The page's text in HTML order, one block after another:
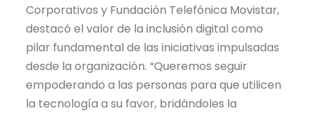
Corporativos y Fundación Telefónica Movistar,
destacó el valor de la inclusión digital como
pilar fundamental de las iniciativas impulsadas
desde la organización. “Queremos seguir
empoderando a las personas para que utilicen
la tecnología a su favor, bridándoles la